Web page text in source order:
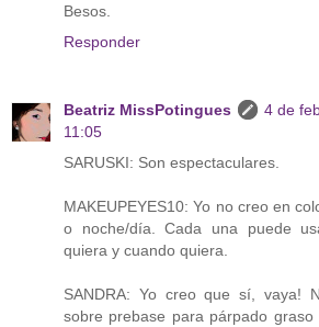
Besos.
Responder
Beatriz MissPotingues
4 de
11:05
SARUSKI: Son espectaculares.
MAKEUPEYES10: Yo no creo en
o noche/día. Cada una puede
quiera y cuando quiera.
SANDRA: Yo creo que sí, vaya!
sobre prebase para párpado graso